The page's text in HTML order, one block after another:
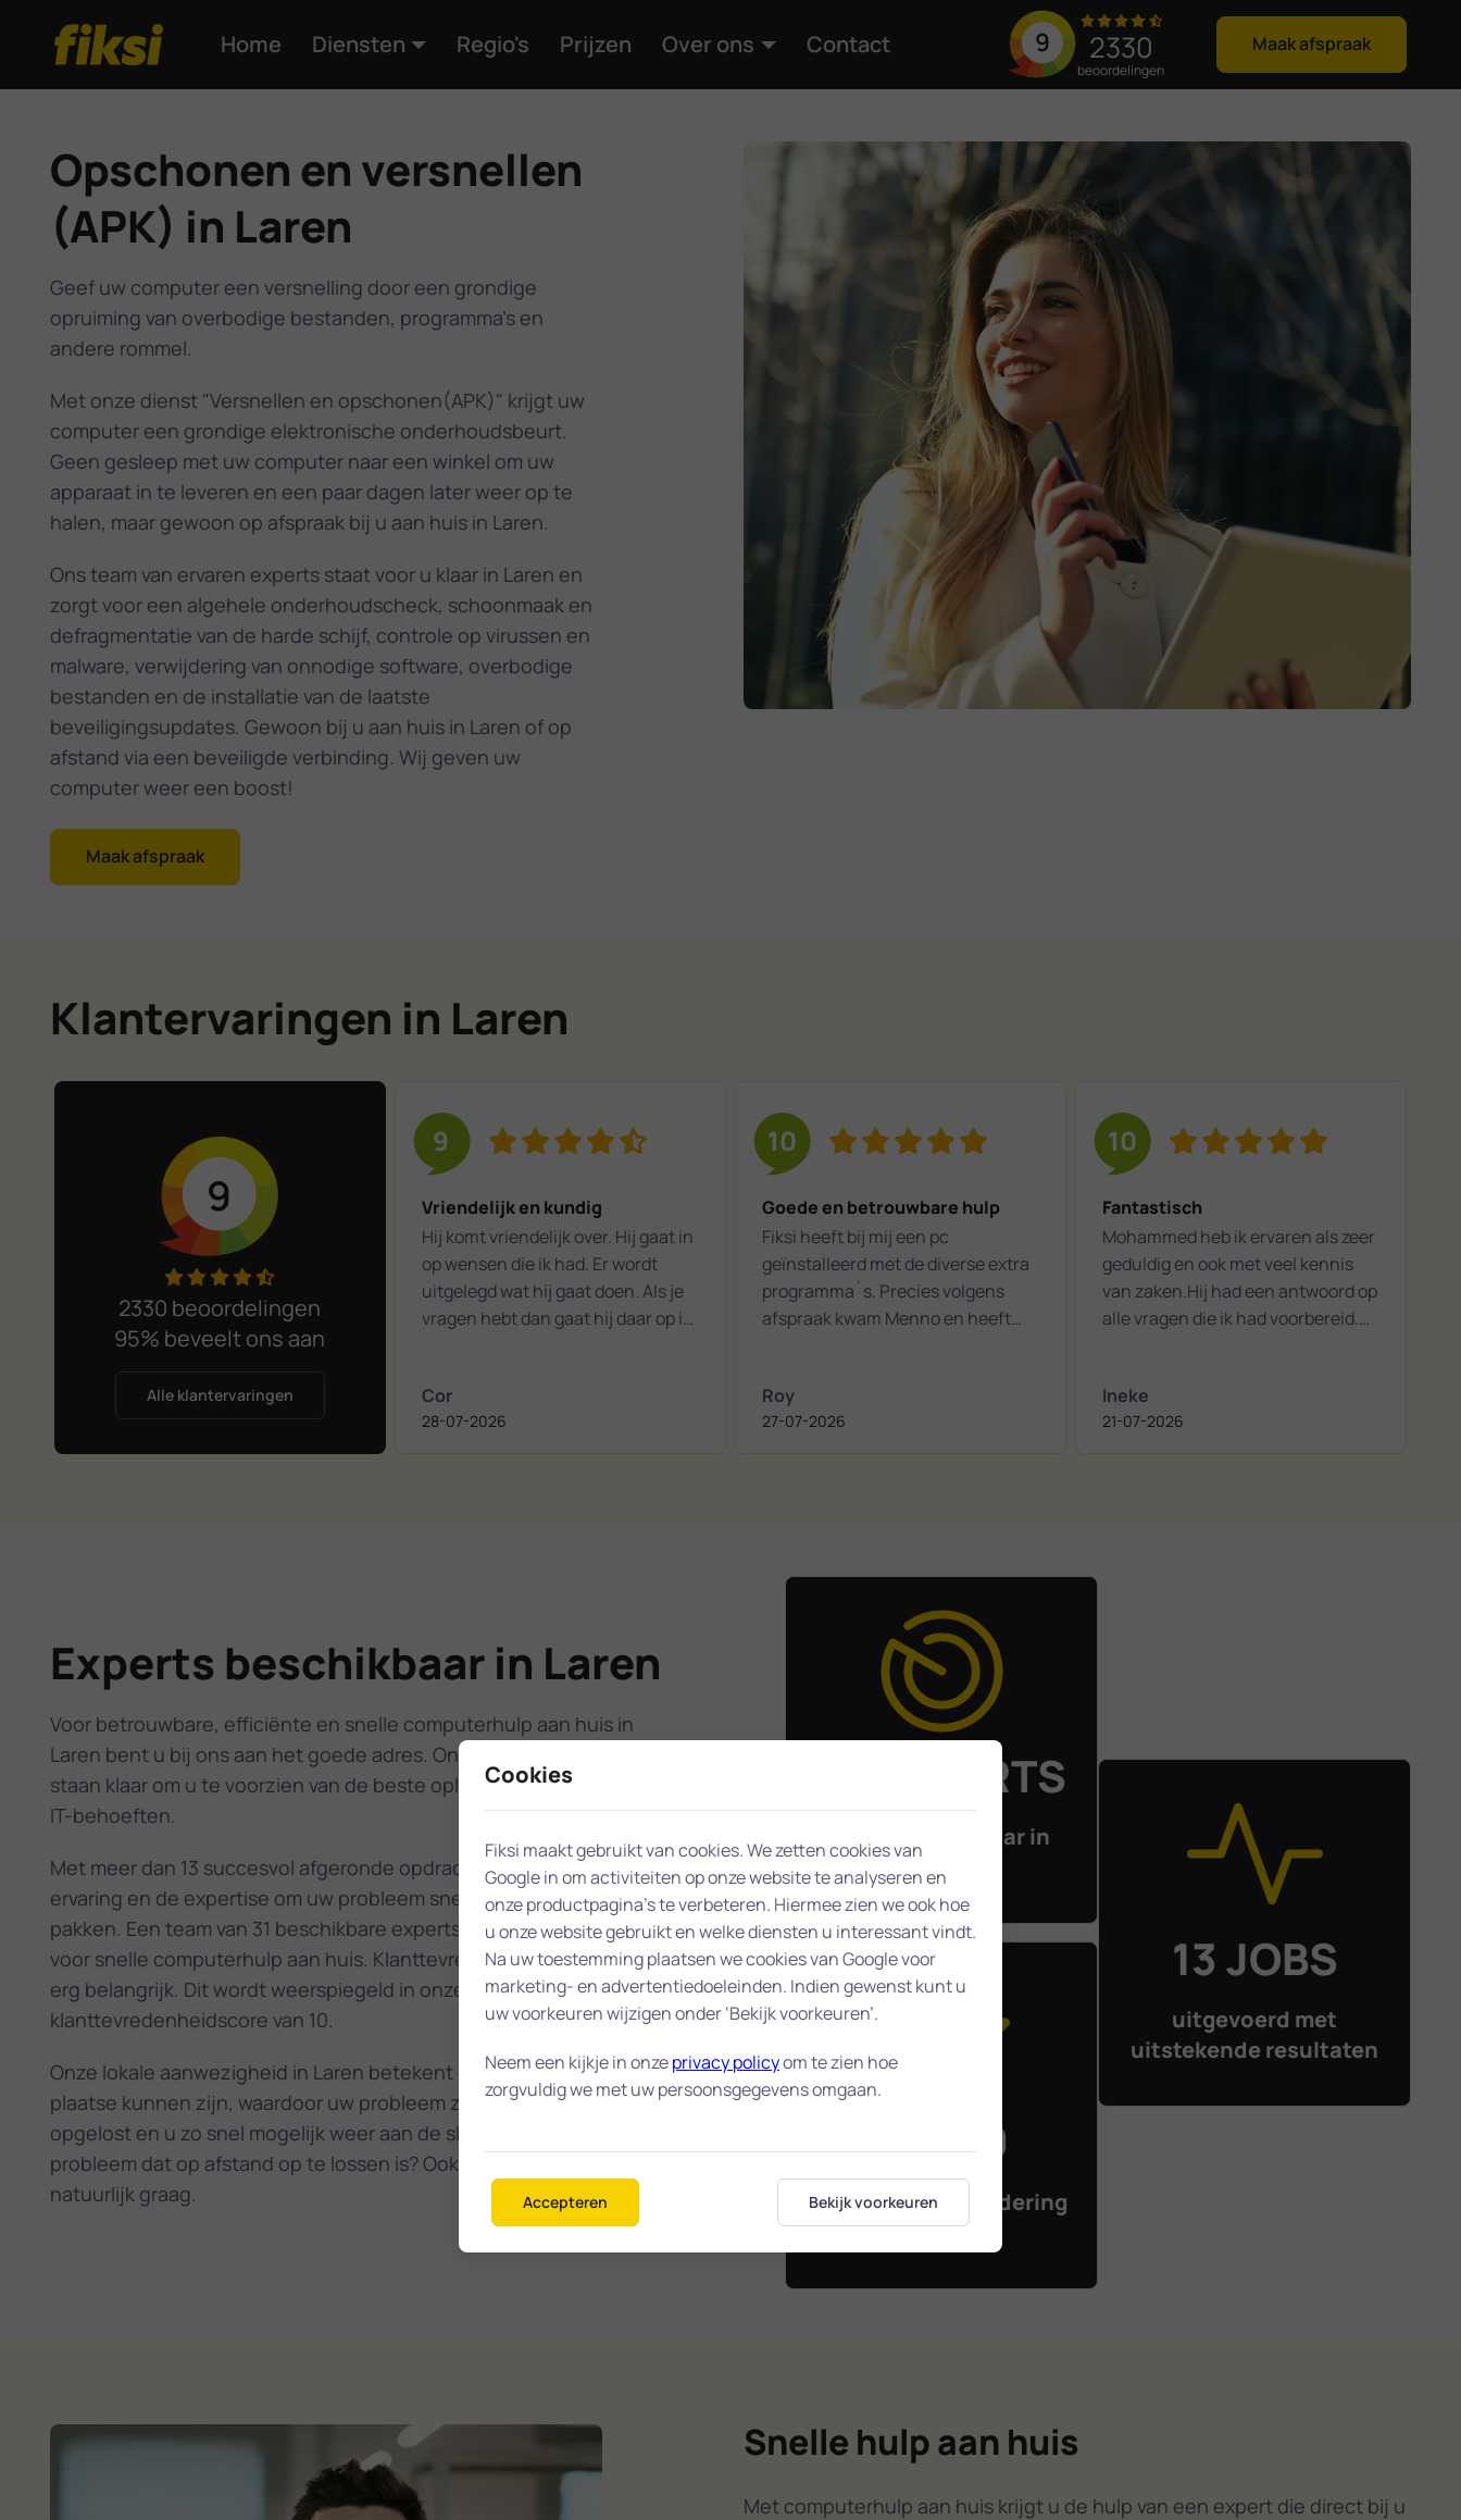
Home Diensten Regio's Prijzen Over ons Contact 9 2330
beoordelingen
Maak afspraak
Opschonen en versnellen
(APK) in Laren
Geef uw computer een versnelling door een grondige
opruiming van overbodige bestanden, programma's en
andere rommel.
Met onze dienst "Versnellen en opschonen(APK)" krijgt uw
computer een grondige elektronische onderhoudsbeurt.
Geen gesleep met uw computer naar een winkel om uw
apparaat in te leveren en een paar dagen later weer op te
halen, maar gewoon op afspraak bij u aan huis in Laren.
Ons team van ervaren experts staat voor u klaar in Laren en
zorgt voor een algehele onderhoudscheck, schoonmaak en
defragmentatie van de harde schijf, controle op virussen en
malware, verwijdering van onnodige software, overbodige
bestanden en de installatie van de laatste
beveiligingsupdates. Gewoon bij u aan huis in Laren of op
afstand via een beveiligde verbinding. Wij geven uw
computer weer een boost!
Maak afspraak
Klantervaringen in Laren
9
2330 beoordelingen
95% beveelt ons aan
Alle klantervaringen
9
Vriendelijk en kundig
Hij komt vriendelijk over. Hij gaat in
op wensen die ik had. Er wordt
uitgelegd wat hij gaat doen. Als je
vragen hebt dan gaat hij daar op in.
Cor
28-07-2026
10
Goede en betrouwbare hulp
Fiksi heeft bij mij een pc
geïnstalleerd met de diverse extra
programma`s. Precies volgens
afspraak kwam Menno en heeft
computer hulp / problemen
Roy
27-07-2026
10
Fantastisch
Mohammed heb ik ervaren als zeer
geduldig en ook met veel kennis
van zaken.Hij had een antwoord op
alle vragen die ik had voorbereid.
klant die nu veel beter haar iPad
kan bedienen!
Ineke
21-07-2026
Experts beschikbaar in Laren
Voor betrouwbare, efficiënte en snelle computerhulp aan huis in
Laren bent u bij ons aan het goede adres. Onze experts in Laren
staan klaar om u te voorzien van de beste oplossingen voor al uw
IT-behoeften.
Met meer dan 13 succesvol afgeronde opdrachten, hebben wij de
ervaring en de expertise om uw probleem snel en effectief aan te
pakken. Een team van 31 beschikbare experts in Laren staat garant
voor snelle computerhulp aan huis. Klanttevredenheid vinden wij
erg belangrijk. Dit wordt weerspiegeld in onze indrukwekkende
klanttevredenheidscore van 10.
Onze lokale aanwezigheid in Laren betekent dat we snel ter
plaatse kunnen zijn, waardoor uw probleem zo snel mogelijk wordt
opgelost en u zo snel mogelijk weer aan de slag kunt. Heeft u een
probleem dat op afstand op te lossen is? Ook dan helpen wij u
natuurlijk graag.
31 EXPERTS
staan voor u klaar in
Laren
10 / 10
gemiddelde waardering
in Laren
13 JOBS
uitgevoerd met
uitstekende resultaten
Snelle hulp aan huis
Met computerhulp aan huis krijgt u de hulp van een expert die direct bij u
Cookies
Fiksi maakt gebruikt van cookies. We zetten cookies van
Google in om activiteiten op onze website te analyseren en
onze productpagina’s te verbeteren. Hiermee zien we ook hoe
u onze website gebruikt en welke diensten u interessant vindt.
Na uw toestemming plaatsen we cookies van Google voor
marketing- en advertentiedoeleinden. Indien gewenst kunt u
uw voorkeuren wijzigen onder ‘Bekijk voorkeuren’.
Neem een kijkje in onzeprivacy policyom te zien hoe
zorgvuldig we met uw persoonsgegevens omgaan.
Accepteren Bekijk voorkeuren